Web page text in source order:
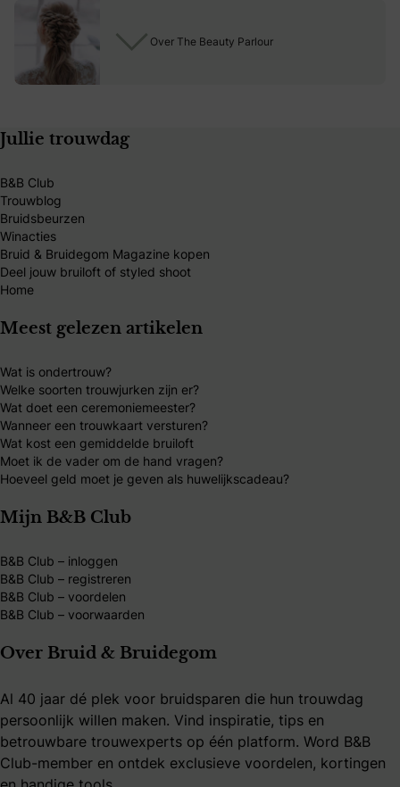
Over The Beauty Parlour
Jullie trouwdag
B&B Club
Trouwblog
Bruidsbeurzen
Winacties
Bruid & Bruidegom Magazine kopen
Deel jouw bruiloft of styled shoot
Home
Meest gelezen artikelen
Wat is ondertrouw?
Welke soorten trouwjurken zijn er?
Wat doet een ceremoniemeester?
Wanneer een trouwkaart versturen?
Wat kost een gemiddelde bruiloft
Moet ik de vader om de hand vragen?
Hoeveel geld moet je geven als huwelijkscadeau?
Mijn B&B Club
B&B Club – inloggen
B&B Club – registreren
B&B Club – voordelen
B&B Club – voorwaarden
Over Bruid & Bruidegom
Al 40 jaar dé plek voor bruidsparen die hun trouwdag
persoonlijk willen maken. Vind inspiratie, tips en
betrouwbare trouwexperts op één platform. Word B&B
Club-member en ontdek exclusieve voordelen, kortingen